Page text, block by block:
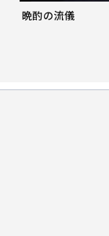
晩酌の流儀
Prev